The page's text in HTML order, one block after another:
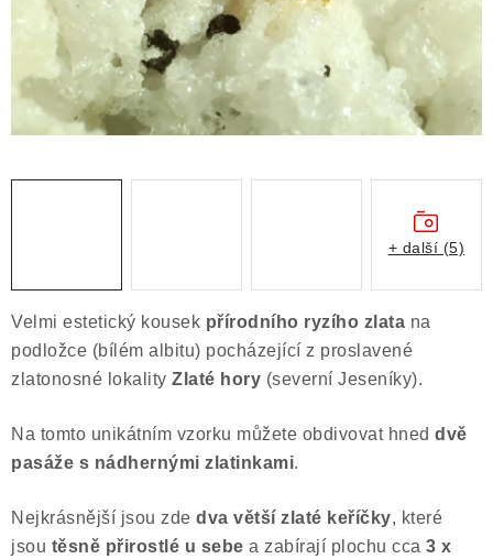
NÁŠ PŘÍBĚH
VIDEOGALERIE
Výkup minerálů a drahých kamenů
Formulář pro uplatnění reklamace
Poučení o právu na odstoupení od smlouvy
Velmi estetický kousek přírodního ryzího zlata na
podložce (bílém albitu) pocházející z proslavené
zlatonosné lokality Zlaté hory (severní Jeseníky).
Na tomto unikátním vzorku můžete obdivovat hned dvě
pasáže s nádhernými zlatinkami.
Nejkrásnější jsou zde dva větší zlaté keříčky, které
jsou těsně přirostlé u sebe a zabírají plochu cca 3 x
+ další (5)